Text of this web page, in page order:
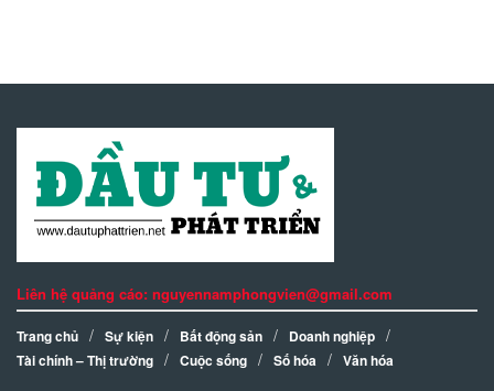
Liên hệ quảng cáo: nguyennamphongvien@gmail.com
Trang chủ Sự kiện Bất động sản
Doanh nghiệp
Tài chính – Thị trường
Cuộc sống Số hóa Văn hóa